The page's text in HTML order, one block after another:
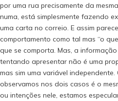
por uma rua precisamente da
numa, está simplesmente fazendo
uma carta no correio. E assim
comportamento como tal mas “o
que se comporta. Mas, a
tentando apresentar não é uma
mas sim uma variável
observamos nos dois casos é o
ou intenções nele, estamos